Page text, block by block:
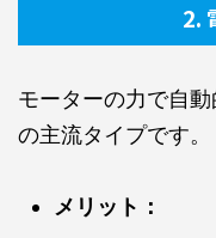
2.
モーターの力で自
の主流タイプです。
メリット：